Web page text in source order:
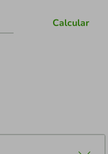
Calcular